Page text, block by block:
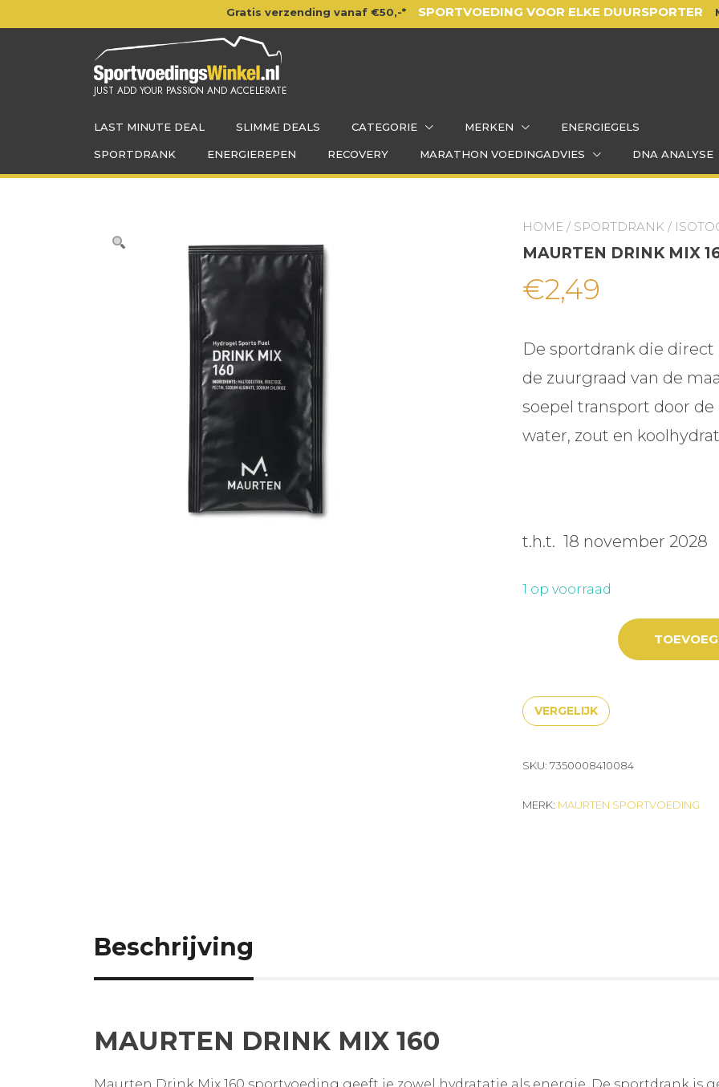
naar
Gratis verzending vanaf €50,-* SPORTVOEDING VOOR ELKE DUURSPORTER
JUST ADD YOUR PASSION AND ACCELERATE
LAST MINUTE DEAL SLIMME DEALS CATEGORIE MERKEN ENERGIEGELS
SPORTDRANK ENERGIEREPEN RECOVERY MARATHON VOEDINGADVIES DNA ANALYSE
HOME / SPORTDRANK /
MAURTEN DRINK MIX
€2,49
De sportdrank die
de zuurgraad van de
soepel transport door
water, zout en
t.h.t. 18 november 2028
1 op voorraad
MAURTEN DRINK MIX 160
VERGELIJK
SKU: 7350008410084
MERK: MAURTEN SPORTVOEDING
Beschrijving
MAURTEN DRINK MIX 160